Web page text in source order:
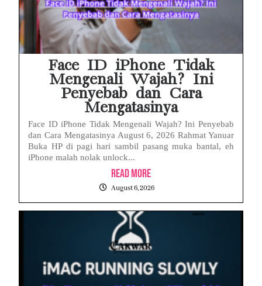
Face ID iPhone Tidak
Mengenali Wajah? Ini
Penyebab dan Cara
Mengatasinya
Face ID iPhone Tidak Mengenali Wajah? Ini Penyebab
dan Cara Mengatasinya August 6, 2026 Rahmat Yanuar
Buka HP di pagi hari sambil pasang muka bantal, eh
iPhone malah nolak unlock...
Read More
August 6, 2026